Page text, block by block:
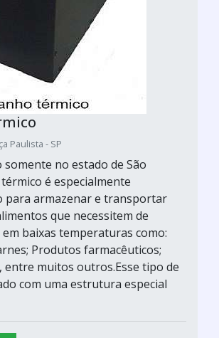
Paulista - SP
no estado de São
é especialmente
para armazenar e transportar
que necessitem de
baixas temperaturas como:
Produtos farmacêuticos;
entre muitos outros.Esse tipo de
com uma estrutura especial